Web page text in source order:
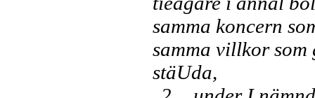
samma koncern
samma villkor
stäUda,